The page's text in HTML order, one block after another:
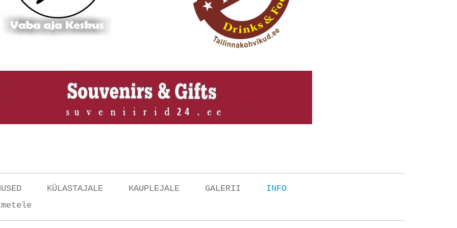
KÜLASTAJALE KAUPLEJALE GALERII
INFO